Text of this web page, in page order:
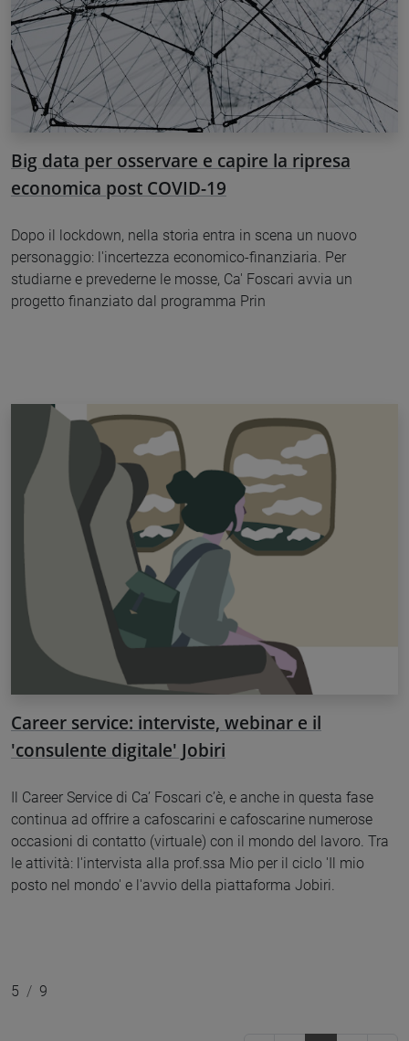
Big data per osservare e capire la ripresa
economica post COVID-19
Dopo il lockdown, nella storia entra in scena un nuovo
personaggio: l'incertezza economico-finanziaria. Per
studiarne e prevederne le mosse, Ca' Foscari avvia un
progetto finanziato dal programma Prin
Career service: interviste, webinar e il
'consulente digitale' Jobiri
Il Career Service di Ca’ Foscari c’è, e anche in questa fase
continua ad offrire a cafoscarini e cafoscarine numerose
occasioni di contatto (virtuale) con il mondo del lavoro. Tra
le attività: l'intervista alla prof.ssa Mio per il ciclo 'Il mio
posto nel mondo' e l'avvio della piattaforma Jobiri.
5 9